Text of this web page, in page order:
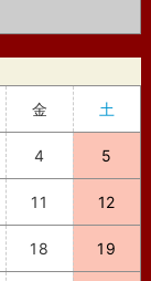
金 土
4 5
11 12
18 19